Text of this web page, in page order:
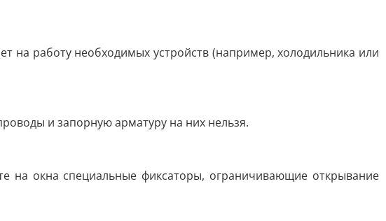
на работу необходимых устройств (например, холодильника или
и запорную арматуру на них нельзя.
на окна специальные фиксаторы, ограничивающие открывание